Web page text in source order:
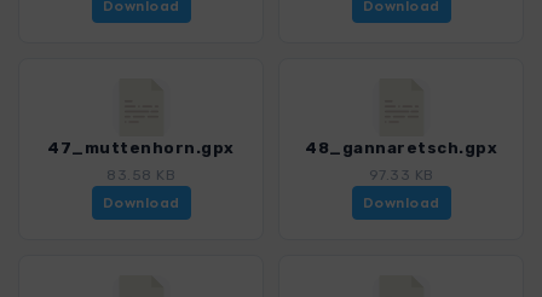
Download Download
47_muttenhorn.gpx
83.58 KB
Download
48_gannaretsch.gpx
97.33 KB
Download